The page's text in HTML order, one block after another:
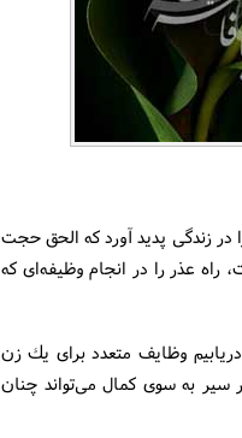
زندگی پدید آورد كه الحق حجت
راه عذر را در انجام وظیفه‌ای كه
وظایف متعدد برای یك زن
سیر به سوی كمال می‌تواند چنان